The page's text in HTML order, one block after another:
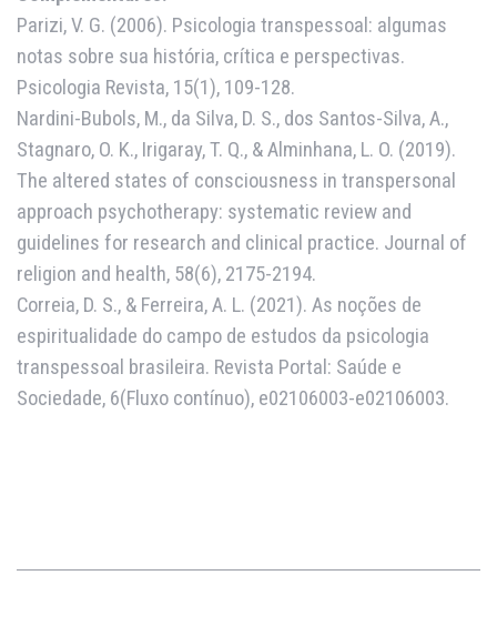
Parizi, V. G. (2006). Psicologia transpessoal: algumas
notas sobre sua história, crítica e perspectivas.
Psicologia Revista, 15(1), 109-128.
Nardini-Bubols, M., da Silva, D. S., dos Santos-Silva, A.,
Stagnaro, O. K., Irigaray, T. Q., & Alminhana, L. O. (2019).
The altered states of consciousness in transpersonal
approach psychotherapy: systematic review and
guidelines for research and clinical practice. Journal of
religion and health, 58(6), 2175-2194.
Correia, D. S., & Ferreira, A. L. (2021). As noções de
espiritualidade do campo de estudos da psicologia
transpessoal brasileira. Revista Portal: Saúde e
Sociedade, 6(Fluxo contínuo), e02106003-e02106003.